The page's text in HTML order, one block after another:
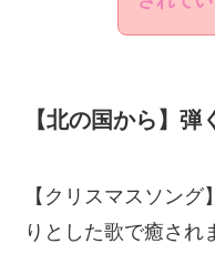
【北の国から】弾
【クリスマスソン
りとした歌で癒され